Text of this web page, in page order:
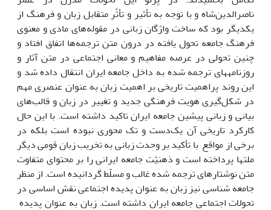
ناصرالدین‌شاه و با توجه به تأثیر و تأثّر متقابل زبان و فرهنگ از
یکدیگر بود که ساخت واژگان زبانی در مقوله‌های مادی و معنوی
فرهنگ جامعه تحول یافته در درون متن ترجمه‌ها اتفاق افتاد و
چنین تحولی در عرصه مفاهیم و معانی اجتماعی در متن آثار و
روزنامه­های ترجمه شده به داخل جامعه ایران انتقال داده شد و
این روند پراهمیت تاریخی بر اهمیت زبان به عنوان عنصری مهم
در شکل‌گیری هویت فرهنگی جدید و تغییر در زبان و قالب‌های
بیانی و زبانی پیشین جامعه ایران تاکید داشته است. با این حال
کارکرد تاریخی آن یک‌دست و تک محوری نبوده است بلکه در
برخی از مواقع با تأکید بر وحدت زبانی به تخریب زبان قومی دیگر
ملت­ها پرداخته است و ذهنیّت جامعه ایرانی را بر محتوای متفاوت
متن نوشتارهای ترجمه شده غالب و مسلّط گردانیده است. از منظر
جامعه شناسی نیز زبان به عنوان پدیده اجتماعی نقش اساسی در
تحولات اجتماعی جامعه ایران داشته است. زبان به عنوان پدیده